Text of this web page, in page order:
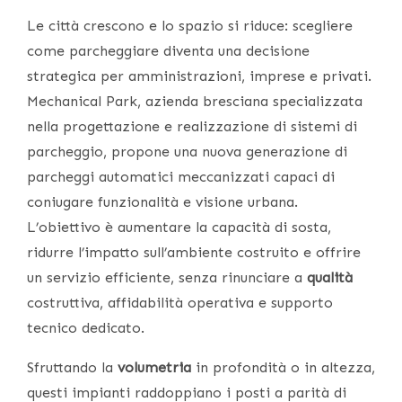
Le città crescono e lo spazio si riduce: scegliere
come parcheggiare diventa una decisione
strategica per amministrazioni, imprese e privati.
Mechanical Park, azienda bresciana specializzata
nella progettazione e realizzazione di sistemi di
parcheggio, propone una nuova generazione di
parcheggi automatici meccanizzati capaci di
coniugare funzionalità e visione urbana.
L’obiettivo è aumentare la capacità di sosta,
ridurre l’impatto sull’ambiente costruito e offrire
un servizio efficiente, senza rinunciare a qualità
costruttiva, affidabilità operativa e supporto
tecnico dedicato.
Sfruttando la volumetria in profondità o in altezza,
questi impianti raddoppiano i posti a parità di